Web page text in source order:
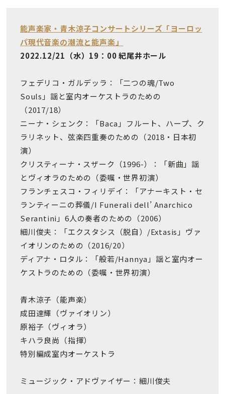
能声楽家・青木涼子コンサートシリーズ「ヨーロッ
パ現代音楽の潮流と能声楽」
2022.12/21（水）19：00 紀尾井ホール
フェデリコ・ガルデッラ：「二つの魂/Two
Souls」謡と室内オーケストラのための
（2017/18）
ニーナ・シェンク：「Baca」フルート、ハープ、ク
ラリネット、弦楽四重奏のための（2018・日本初
演）
クリスティーナ・スザーク（1996-）：「新曲」謡
とヴィオラのための（委嘱・世界初演）
フランチェスコ・フィリデイ：「アナーキスト・セ
ランティーニの葬儀/I Funerali dell’ Anarchico
Serantini」6人の奏者のための（2006）
細川俊夫：「エクスタシス（脱自）/Extasis」ヴァ
イオリンのための（2016/20）
ディアナ・ロタル：「般若/Hannya」謡と室内オー
ケストラのための（委嘱・世界初演）
青木涼子（能声楽）
成田達輝（ヴァイオリン）
原裕子（ヴィオラ）
キハラ良尚（指揮）
特別編成室内オーケストラ
ミュージック・アドヴァイザー：細川俊夫